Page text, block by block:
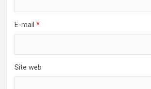
E-mail *
Site web